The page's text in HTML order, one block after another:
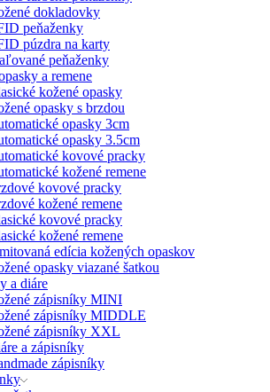
dokladovky
peňaženky
púzdra na karty
peňaženky
a remene
kožené opasky
opasky s brzdou
opasky 3cm
opasky 3.5cm
kovové pracky
kožené remene
kovové pracky
kožené remene
kovové pracky
kožené remene
edícia kožených opaskov
opasky viazané šatkou
a diáre
zápisníky MINI
zápisníky MIDDLE
zápisníky XXL
a zápisníky
zápisníky